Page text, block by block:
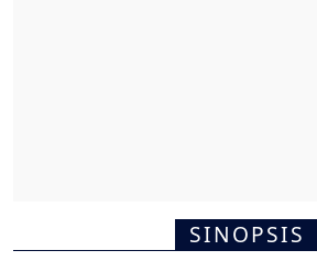
SINOPSIS